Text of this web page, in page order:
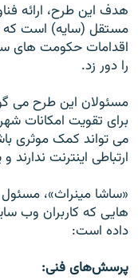
هدف اين طرح، ارائه
مستقل (سايه) است که
اقدامات حکومت های
را دور زد.
مسئولان اين طرح می
برای تقويت امکانات
می تواند کمک موثری
ارتباطی اينترنت
«ساشا مينراث»،
هایی که کاربران وب
داده است:
پرسش‌های فنی: